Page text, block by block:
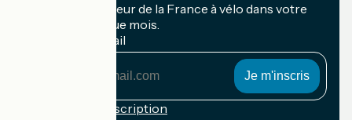
Recevez le meilleur de la France à vélo dans votre
boîte mail chaque mois.
Mon adresse mail
Conditions d'inscription